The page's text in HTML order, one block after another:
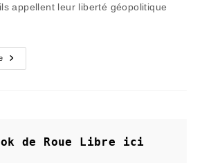
appellent leur liberté géopolitique
L’Ukraine
A
Aux
Énergiesde Roue Libre ici